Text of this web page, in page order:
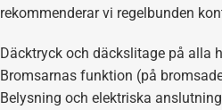
rekommenderar vi regelbunden
Däcktryck och däckslitage på alla
Bromsarnas funktion (på
Belysning och elektriska